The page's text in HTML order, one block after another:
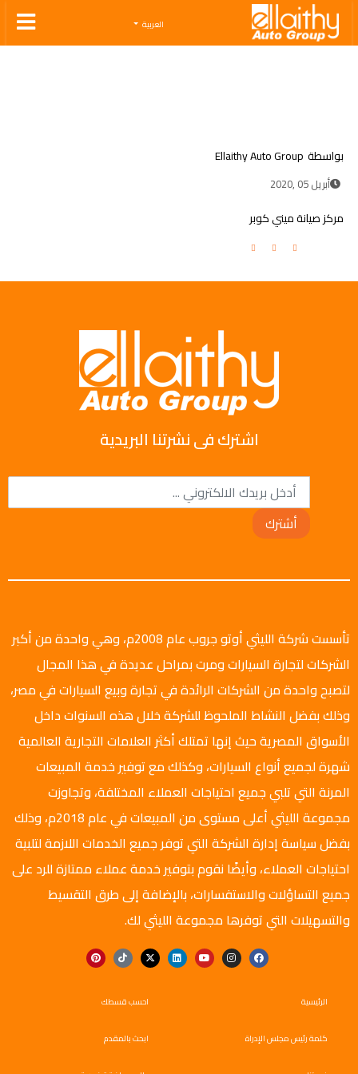
Ellaithy Auto Group
العربية
بواسطة Ellaithy Auto Group
أبريل 05 ,2020
مركز صيانة ميني كوبر
اشترك فى نشرتنا البريدية
أشترك
تأسست شركة الليثي أوتو جروب عام 2008م، وهي واحدة من أكبر
الشركات لتجارة السيارات ومرت بمراحل عديدة في هذا المجال
لتصبح واحدة من الشركات الرائدة في تجارة وبيع السيارات في مصر،
وذلك بفضل النشاط الملحوظ للشركة خلال هذه السنوات داخل
الأسواق المصرية حيث إنها تمتلك أكثر العلامات التجارية العالمية
شهرة لجميع أنواع السيارات، وكذلك مع توفير خدمة المبيعات
المرنة التي تلبي جميع احتياجات العملاء المختلفة، وتجاوزت
مجموعة الليثي أعلى مستوى من المبيعات في عام 2018م، وذلك
بفضل سياسة إدارة الشركة التي توفر جميع الخدمات اللازمة لتلبية
احتياجات العملاء، وأيضًا نقوم بتوفير خدمة عملاء ممتازة للرد على
جميع التساؤلات والاستفسارات، بالإضافة إلى طرق التقسيط
والتسهيلات التي توفرها مجموعة الليثي لك.
الرئيسية
كلمة رئيس مجلس الإدراة
احسب قسطك
ابحث بالمقدم